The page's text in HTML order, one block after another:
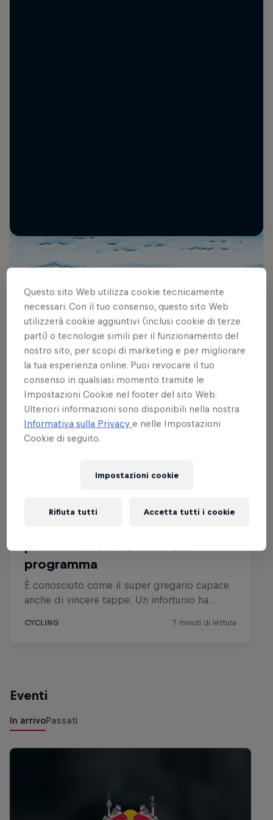
Storie
Eventi
In arrivoPassati
Questo sito Web utilizza cookie tecnicamente
necessari. Con il tuo consenso, questo sito Web
utilizzerà cookie aggiuntivi (inclusi cookie di terze
parti) o tecnologie simili per il funzionamento del
nostro sito, per scopi di marketing e per migliorare
la tua esperienza online. Puoi revocare il tuo
consenso in qualsiasi momento tramite le
Impostazioni Cookie nel footer del sito Web.
Ulteriori informazioni sono disponibili nella nostra
Informativa sulla Privacye nelle Impostazioni
Cookie di seguito.
Impostazioni cookie
Rifiuta tutti Accetta tutti i cookie